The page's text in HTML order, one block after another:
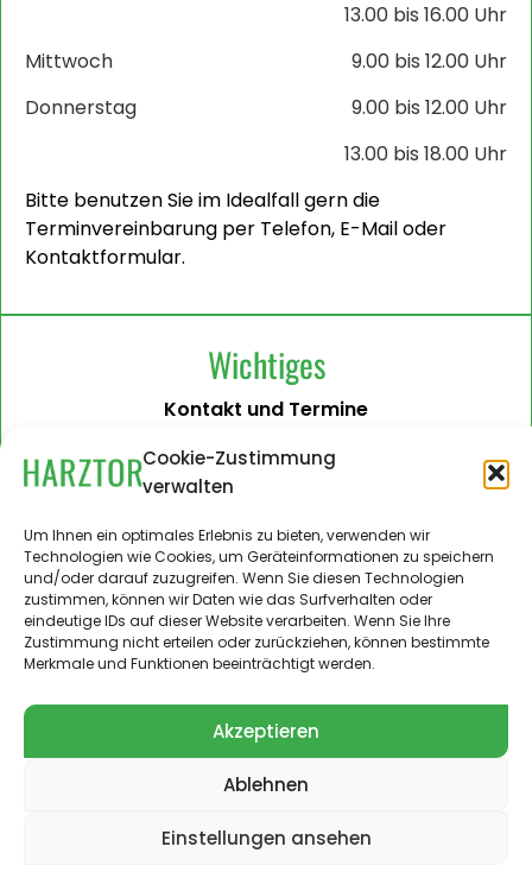
Cookie-Zustimmung
verwalten
Um Ihnen ein optimales Erlebnis zu bieten, verwenden wir
Technologien wie Cookies, um Geräteinformationen zu speichern
und/oder darauf zuzugreifen. Wenn Sie diesen Technologien
zustimmen, können wir Daten wie das Surfverhalten oder
eindeutige IDs auf dieser Website verarbeiten. Wenn Sie Ihre
Zustimmung nicht erteilen oder zurückziehen, können bestimmte
Merkmale und Funktionen beeinträchtigt werden.
Akzeptieren
Ablehnen
Einstellungen ansehen
13.00 bis 16.00 Uhr
Mittwoch
9.00 bis 12.00 Uhr
Donnerstag
9.00 bis 12.00 Uhr
13.00 bis 18.00 Uhr
Bitte benutzen Sie im Idealfall gern die
Terminvereinbarung per Telefon, E-Mail oder
Kontaktformular.
Wichtiges
Kontakt und Termine
Barrierefreiheit
Impressum
Datenschutzerklärung
Administration
Harztor.de als Web-App
auf
iPhone und Android
© 2024 – 2026 Landgemeinde Harztor. Alle Rechte
vorbehalten.